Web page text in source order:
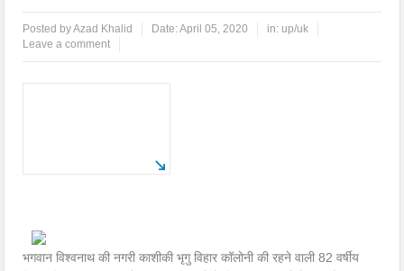
Posted byAzad Khalid Date:April 05, 2020 in: up/uk
Leave a comment
भगवान विश्वनाथ की नगरी काशीकी भृगु विहार कॉलोनी की रहने वाली 82 वर्षीय